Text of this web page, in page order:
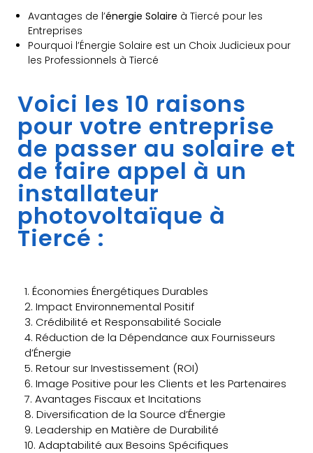
Avantages de l’énergie Solaire à Tiercé pour les
Entreprises
Pourquoi l’Énergie Solaire est un Choix Judicieux pour
les Professionnels à Tiercé
Voici les 10 raisons
pour votre entreprise
de passer au solaire et
de faire appel à un
installateur
photovoltaïque à
Tiercé :
1. Économies Énergétiques Durables
2. Impact Environnemental Positif
3. Crédibilité et Responsabilité Sociale
4. Réduction de la Dépendance aux Fournisseurs
d’Énergie
5. Retour sur Investissement (ROI)
6. Image Positive pour les Clients et les Partenaires
7. Avantages Fiscaux et Incitations
8. Diversification de la Source d’Énergie
9. Leadership en Matière de Durabilité
10. Adaptabilité aux Besoins Spécifiques